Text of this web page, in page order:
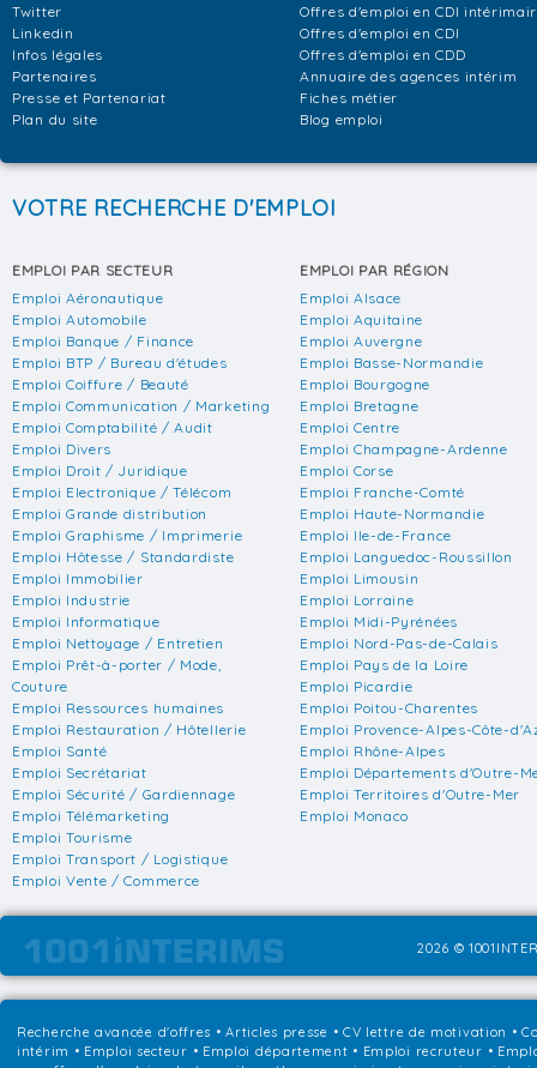
Twitter
Linkedin
Infos légales
Partenaires
Presse et Partenariat
Plan du site
Offres d'emploi en CDI
Offres d'emploi en CDI
Offres d'emploi en CDD
Annuaire des agences intérim
Fiches métier
Blog emploi
VOTRE RECHERCHE D'EMPLOI
EMPLOI PAR SECTEUR
Emploi Aéronautique
Emploi Automobile
Emploi Banque / Finance
Emploi BTP / Bureau d'études
Emploi Coiffure / Beauté
Emploi Communication / Marketing
Emploi Comptabilité / Audit
Emploi Divers
Emploi Droit / Juridique
Emploi Electronique / Télécom
Emploi Grande distribution
Emploi Graphisme / Imprimerie
Emploi Hôtesse / Standardiste
Emploi Immobilier
Emploi Industrie
Emploi Informatique
Emploi Nettoyage / Entretien
Emploi Prêt-à-porter / Mode,
Couture
Emploi Ressources humaines
Emploi Restauration / Hôtellerie
Emploi Santé
Emploi Secrétariat
Emploi Sécurité / Gardiennage
Emploi Télémarketing
Emploi Tourisme
Emploi Transport / Logistique
Emploi Vente / Commerce
EMPLOI PAR RÉGION
Emploi Alsace
Emploi Aquitaine
Emploi Auvergne
Emploi Basse-Normandie
Emploi Bourgogne
Emploi Bretagne
Emploi Centre
Emploi Champagne-Ardenne
Emploi Corse
Emploi Franche-Comté
Emploi Haute-Normandie
Emploi Ile-de-France
Emploi Languedoc-Roussillon
Emploi Limousin
Emploi Lorraine
Emploi Midi-Pyrénées
Emploi Nord-Pas-de-Calais
Emploi Pays de la Loire
Emploi Picardie
Emploi Poitou-Charentes
Emploi Provence-Alpes-Côte-
Emploi Rhône-Alpes
Emploi Départements d'Outre-
Emploi Territoires d'Outre-Mer
Emploi Monaco
2026 ©
Recherche avancée d'offres •Articles presse • CV lettre de motivation •
intérim • Emploi secteur • Emploi département • Emploi recruteur •